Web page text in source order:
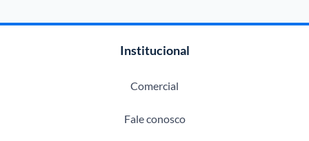
Institucional
Comercial
Fale conosco